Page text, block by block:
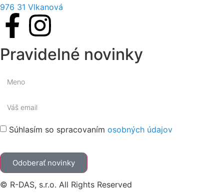
976 31 Vlkanová
Pravidelné novinky
Súhlasím so spracovaním osobných údajov
Odoberať novinky
© R-DAS, s.r.o. All Rights Reserved